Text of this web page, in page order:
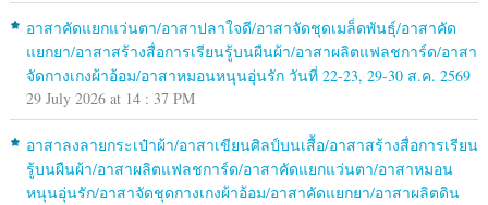
อาสาคัดแยกแว่นตา/อาสาปลาใจดี/อาสาจัดชุดเมล็ดพันธุ์/อาสาคัด
แยกยา/อาสาสร้างสื่อการเรียนรู้บนผืนผ้า/อาสาผลิตแฟลชการ์ด/อาสา
จัดกางเกงผ้าอ้อม/อาสาหมอนหนุนอุ่นรัก วันที่ 22-23, 29-30 ส.ค. 2569
29 July 2026 at 14 : 37 PM
อาสาลงลายกระเป๋าผ้า/อาสาเขียนศิลป์บนเสื้อ/อาสาสร้างสื่อการเรียน
รู้บนผืนผ้า/อาสาผลิตแฟลชการ์ด/อาสาคัดแยกแว่นตา/อาสาหมอน
หนุนอุ่นรัก/อาสาจัดชุดกางเกงผ้าอ้อม/อาสาคัดแยกยา/อาสาผลิตดิน